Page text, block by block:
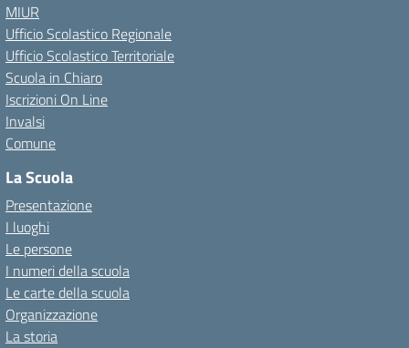
MIUR
Ufficio Scolastico Regionale
Ufficio Scolastico Territoriale
Scuola in Chiaro
Iscrizioni On Line
Invalsi
Comune
La Scuola
Presentazione
I luoghi
Le persone
I numeri della scuola
Le carte della scuola
Organizzazione
La storia